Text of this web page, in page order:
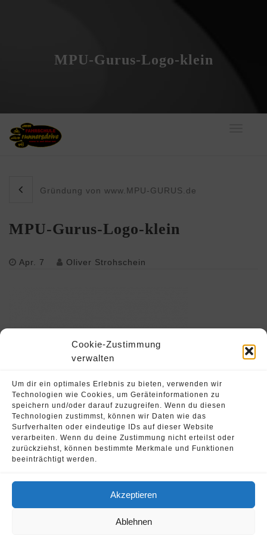
Cookie-Zustimmung
verwalten
Um dir ein optimales Erlebnis zu bieten, verwenden wir
Technologien wie Cookies, um Geräteinformationen zu
speichern und/oder darauf zuzugreifen. Wenn du diesen
Technologien zustimmst, können wir Daten wie das
Surfverhalten oder eindeutige IDs auf dieser Website
verarbeiten. Wenn du deine Zustimmung nicht erteilst oder
zurückziehst, können bestimmte Merkmale und Funktionen
beeinträchtigt werden.
Akzeptieren
Ablehnen
MPU-Gurus-Logo-klein
Gründung von www.MPU-GURUS.de
MPU-Gurus-Logo-klein
Apr. 7 Oliver Strohschein
© 2026 Oliver Strohschein •